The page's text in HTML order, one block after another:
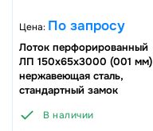
Цена: По запросу
Лоток перфорированный
ЛП 150х65х3000 (001 мм)
нержавеющая сталь,
стандартный замок
В наличии